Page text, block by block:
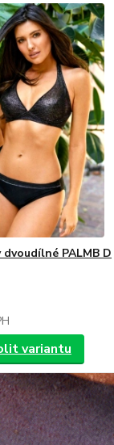
PALMB D
variantu